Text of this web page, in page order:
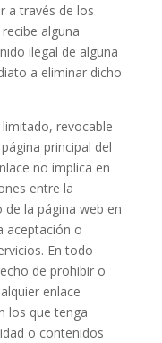
a través de los
alguna
ilegal de alguna
a eliminar dicho
revocable
principal del
no implica en
entre la
la página web en
aceptación o
En todo
de prohibir o
enlace
los que tenga
o contenidos